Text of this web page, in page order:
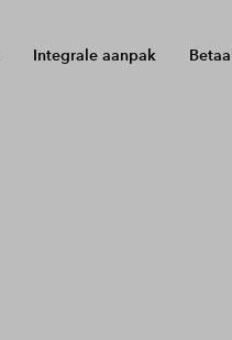
Integrale aanpak